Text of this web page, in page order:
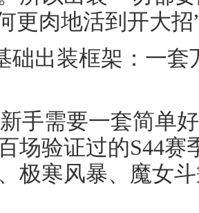
更肉地活到开大
础出装框架：一
手需要一套简单
场验证过的S44
极寒风暴、魔女